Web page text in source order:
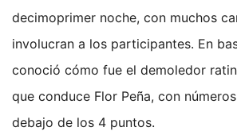
decimoprimer noche, con muchos
involucran a los participantes. En
conoció cómo fue el demoledor
que conduce Flor Peña, con
debajo de los 4 puntos.